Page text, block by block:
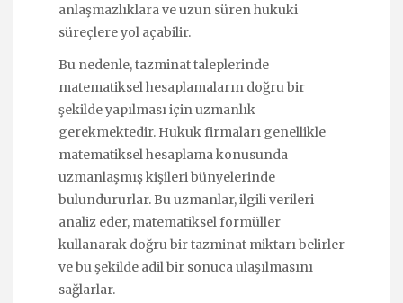
anlaşmazlıklara ve uzun süren hukuki
süreçlere yol açabilir.
Bu nedenle, tazminat taleplerinde
matematiksel hesaplamaların doğru bir
şekilde yapılması için uzmanlık
gerekmektedir. Hukuk firmaları genellikle
matematiksel hesaplama konusunda
uzmanlaşmış kişileri bünyelerinde
bulundururlar. Bu uzmanlar, ilgili verileri
analiz eder, matematiksel formüller
kullanarak doğru bir tazminat miktarı belirler
ve bu şekilde adil bir sonuca ulaşılmasını
sağlarlar.